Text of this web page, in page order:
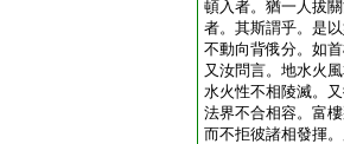
頓入者。猶一人拔
者。其斯謂乎。是
不動向背俄分。如
又汝問言。地水火
水火性不相陵滅。
法界不合相容。富
而不拒彼諸相發揮